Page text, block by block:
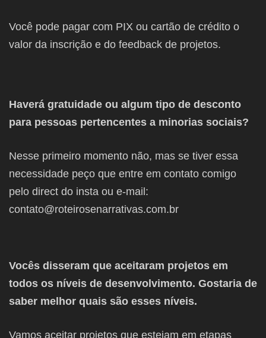
Você pode pagar com PIX ou cartão de crédito o
valor da inscrição e do feedback de projetos.
Haverá gratuidade ou algum tipo de desconto
para pessoas pertencentes a minorias sociais?
Nesse primeiro momento não, mas se tiver essa
necessidade peço que entre em contato comigo
pelo direct do insta ou e-mail:
contato@roteirosenarrativas.com.br
Vocês disseram que aceitaram projetos em
todos os níveis de desenvolvimento. Gostaria de
saber melhor quais são esses níveis.
Vamos aceitar projetos que estejam em etapas